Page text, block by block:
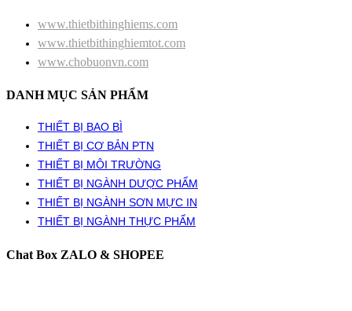
www.thietbithinghiems.com
www.thietbithinghiemtot.com
www.chobuonvn.com
DANH MỤC SẢN PHẨM
THIẾT BỊ BAO BÌ
THIẾT BỊ CƠ BẢN PTN
THIẾT BỊ MÔI TRƯỜNG
THIẾT BỊ NGÀNH DƯỢC PHẨM
THIẾT BỊ NGÀNH SƠN MỰC IN
THIẾT BỊ NGÀNH THỰC PHẨM
Chat Box ZALO & SHOPEE